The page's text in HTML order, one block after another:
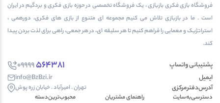
فروشگاه بازی فکری بازبازی ، یک فروشگاه تخصصی در حوزه بازی فکری و بردگیم در ایران
است . ما در بازبازی تلاش می کنیم مجموعه ای متنوع از بازی های فکری، دورهمی ،
استراتژیک و معمایی را فراهم کنیم تا هر سلیقه ای، در هر جمعی، راهی برای لذت بردن پیدا
کند.
پشتیبانی واتساپ 564381
09999
ایمیل
info@BzBzi.ir
آدرس‌دفتر‌مرکزی
تهران . امیرآباد . خیابان زره پوش
دسترسی‌به‌سایت
راهنمای مشتریان
محبوب‌ترین‌دسته‌